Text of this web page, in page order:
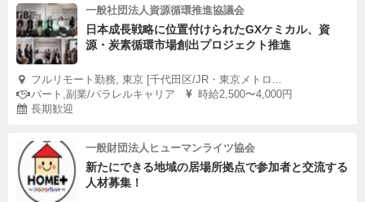
一般社団法人資源循環推進協議会
日本成長戦略に位置付けられたGXケミカル、資
源・炭素循環市場創出プロジェクト推進
フルリモート勤務, 東京 [千代田区/JR・東京メトロ...
パート,副業/パラレルキャリア
時給2,500〜4,000円
長期歓迎
一般財団法人ヒューマンライツ協会
新たにできる地域の居場所拠点で参加者と交流する
人材募集！